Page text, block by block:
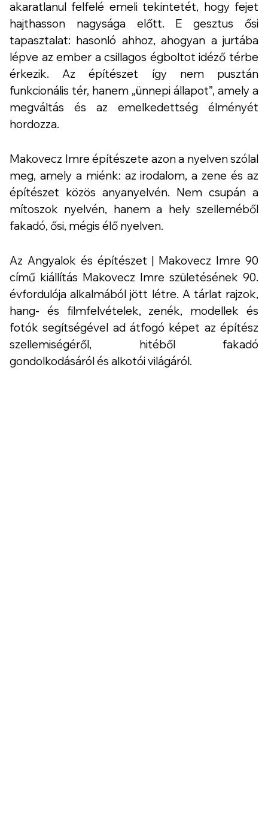
akaratlanul felfelé emeli tekintetét, hogy fejet
hajthasson nagysága előtt. E gesztus ősi
tapasztalat: hasonló ahhoz, ahogyan a jurtába
lépve az ember a csillagos égboltot idéző térbe
érkezik. Az építészet így nem pusztán
funkcionális tér, hanem „ünnepi állapot”, amely a
megváltás és az emelkedettség élményét
hordozza.
Makovecz Imre építészete azon a nyelven szólal
meg, amely a miénk: az irodalom, a zene és az
építészet közös anyanyelvén. Nem csupán a
mítoszok nyelvén, hanem a hely szelleméből
fakadó, ősi, mégis élő nyelven.
Az Angyalok és építészet | Makovecz Imre 90
című kiállítás Makovecz Imre születésének 90.
évfordulója alkalmából jött létre. A tárlat rajzok,
hang- és filmfelvételek, zenék, modellek és
fotók segítségével ad átfogó képet az építész
szellemiségéről, hitéből fakadó
gondolkodásáról és alkotói világáról.